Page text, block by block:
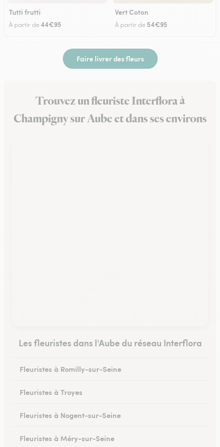
Tutti frutti
À partir de44€95
Vert Coton
À partir de 54€95
Faire livrer des fleurs
Trouvez un fleuriste Interflora à
Champigny sur Aube et dans ses environs
Les fleuristes dans l'Aube du réseau Interflora
Fleuristes à Romilly-sur-Seine
Fleuristes à Troyes
Fleuristes à Nogent-sur-Seine
Fleuristes à Méry-sur-Seine